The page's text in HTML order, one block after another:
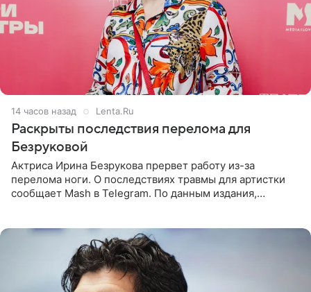
14 часов назад Lenta.Ru
Раскрыты последствия перелома для
Безруковой
Актриса Ирина Безрукова прервет работу из-за
перелома ноги. О последствиях травмы для артистки
сообщает Mash в Telegram. По данным издания,